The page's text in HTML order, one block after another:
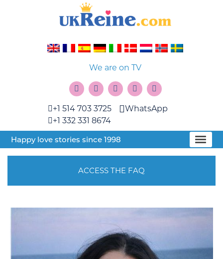
We are on TV
+1 514 703 3725
+1 332 331 8674
WhatsApp
Happy love stories since 1998
ACCESS THE FAQ